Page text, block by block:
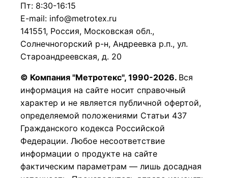
Пт: 8:30-16:15
E-mail: info@metrotex.ru
141551, Россия, Московская обл.,
Солнечногорский р-н, Андреевка р.п., ул.
Староандреевская, д. 20
© Компания "Метротекс", 1990-2026. Вся
информация на сайте носит справочный
характер и не является публичной офертой,
определяемой положениями Статьи 437
Гражданского кодекса Российской
Федерации. Любое несоответствие
информации о продукте на сайте
фактическим параметрам — лишь досадная